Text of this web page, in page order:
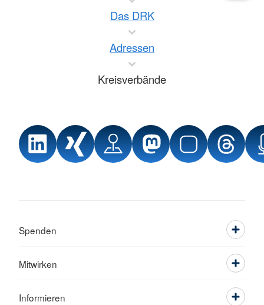
Das DRK
Adressen
Kreisverbände
Spenden
Mitwirken
Informieren